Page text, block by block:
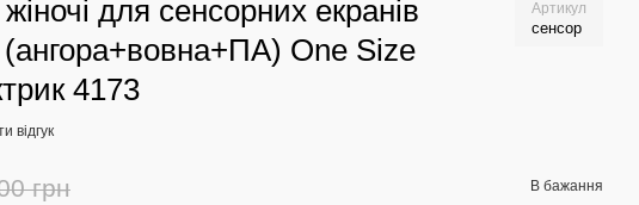
для сенсорних екранів
One Size
4173
Артикул
сенсор
відгук
грн В бажання